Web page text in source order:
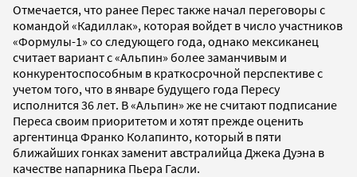
Отмечается, что ранее Перес также начал переговоры с
командой «Кадиллак», которая войдет в число участников
«Формулы-1» со следующего года, однако мексиканец
считает вариант с «Альпин» более заманчивым и
конкурентоспособным в краткосрочной перспективе с
учетом того, что в январе будущего года Пересу
исполнится 36 лет. В «Альпин» же не считают подписание
Переса своим приоритетом и хотят прежде оценить
аргентинца Франко Колапинто, который в пяти
ближайших гонках заменит австралийца Джека Дуэна в
качестве напарника Пьера Гасли.